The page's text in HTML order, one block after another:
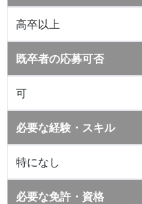
高卒以上
既卒者の応募可否
可
必要な経験・スキル
特になし
必要な免許・資格